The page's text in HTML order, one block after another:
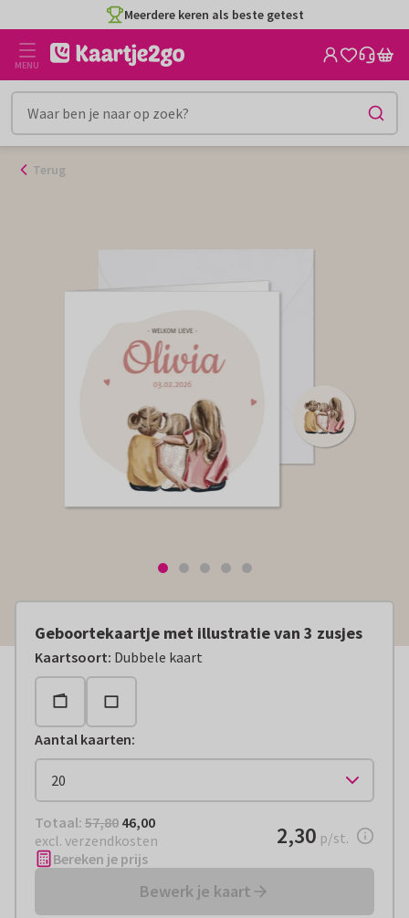
naar
inhoud
Meerdere keren als beste getest
MENU
Terug
Geboortekaartje met illustratie van 3 zusjes
Kaartsoort: Dubbele kaart
Aantal kaarten:
Totaal: € 46,00
Totaal: 57,80 46,00
excl. verzendkosten
€ 2,30per stuk
2,30 p/st.
Bereken je prijs
Bewerk je kaart